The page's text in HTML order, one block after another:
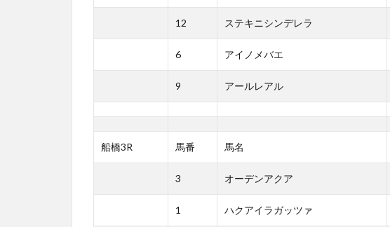
12 ステキニシンデレラ
6 アイノメバエ
9 アールレアル
船橋3R 馬番 馬名
3 オーデンアクア
1 ハクアイラガッツァ